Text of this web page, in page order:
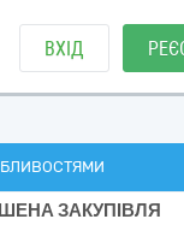
ВХІД
ЗАКУПІВЛЯ